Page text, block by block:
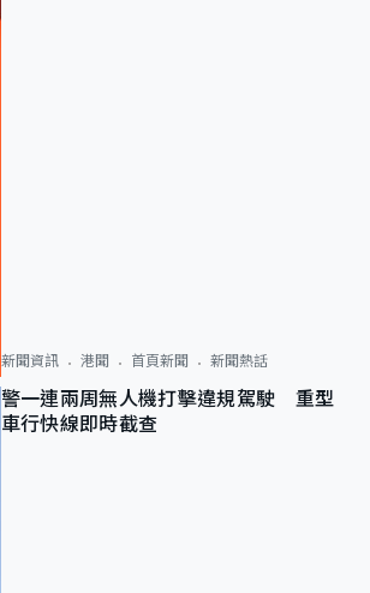
新聞資訊 港聞 首頁新聞 新聞熱話
警一連兩周無人機打擊違規駕駛 重型
車行快線即時截查